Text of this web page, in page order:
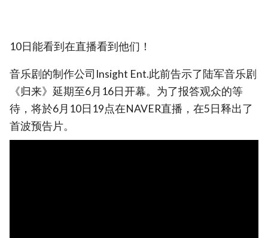
10日能看到在直播看到他们！
音乐剧的制作公司Insight Ent.此前告示了陆军音乐剧
《归来》延期至6月16日开幕。为了报答观众的等
待，将於6月10日19点在NAVER直播，在5日释出了
首波预告片。